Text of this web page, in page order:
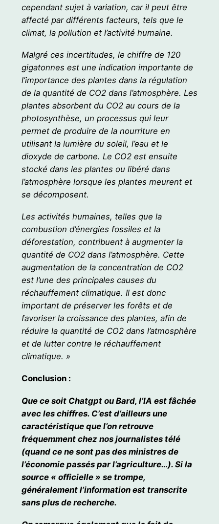
cependant sujet à variation, car il peut être
affecté par différents facteurs, tels que le
climat, la pollution et l’activité humaine.
Malgré ces incertitudes, le chiffre de 120
gigatonnes est une indication importante de
l’importance des plantes dans la régulation
de la quantité de CO2 dans l’atmosphère. Les
plantes absorbent du CO2 au cours de la
photosynthèse, un processus qui leur
permet de produire de la nourriture en
utilisant la lumière du soleil, l’eau et le
dioxyde de carbone. Le CO2 est ensuite
stocké dans les plantes ou libéré dans
l’atmosphère lorsque les plantes meurent et
se décomposent.
Les activités humaines, telles que la
combustion d’énergies fossiles et la
déforestation, contribuent à augmenter la
quantité de CO2 dans l’atmosphère. Cette
augmentation de la concentration de CO2
est l’une des principales causes du
réchauffement climatique. Il est donc
important de préserver les forêts et de
favoriser la croissance des plantes, afin de
réduire la quantité de CO2 dans l’atmosphère
et de lutter contre le réchauffement
climatique. »
Conclusion :
Que ce soit Chatgpt ou Bard, l’IA est fâchée
avec les chiffres. C’est d’ailleurs une
caractéristique que l’on retrouve
fréquemment chez nos journalistes télé
(quand ce ne sont pas des ministres de
l’économie passés par l’agriculture…). Si la
source « officielle » se trompe,
généralement l’information est transcrite
sans plus de recherche.